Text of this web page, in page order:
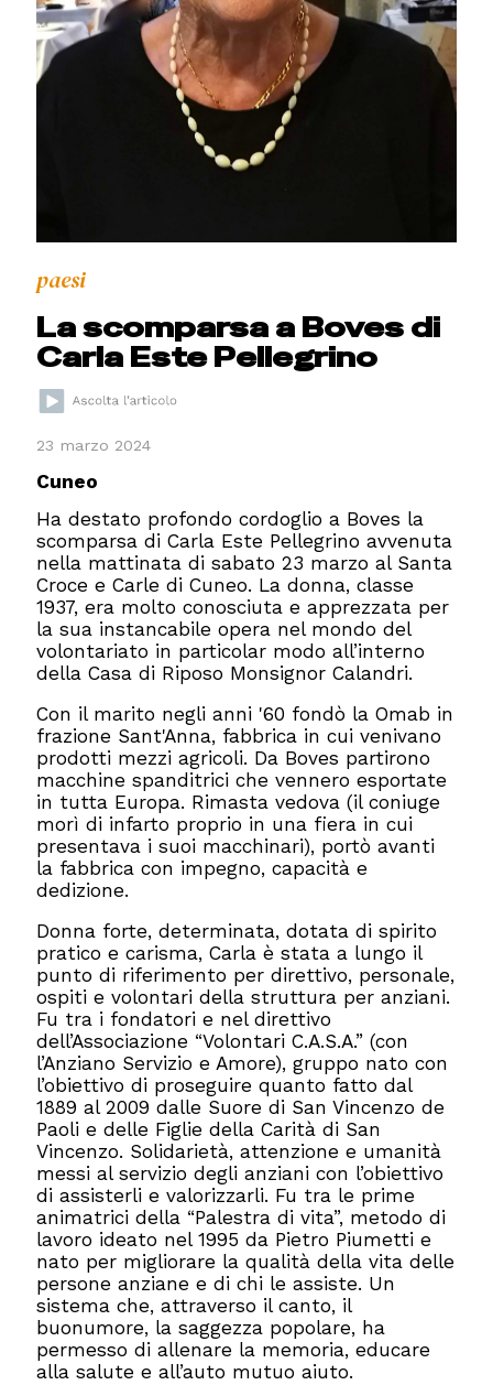
paesi
La scomparsa a Boves di
Carla Este Pellegrino
23 marzo 2024
Cuneo
Ha destato profondo cordoglio a Boves la
scomparsa di Carla Este Pellegrino avvenuta
nella mattinata di sabato 23 marzo al Santa
Croce e Carle di Cuneo. La donna, classe
1937, era molto conosciuta e apprezzata per
la sua instancabile opera nel mondo del
volontariato in particolar modo all’interno
della Casa di Riposo Monsignor Calandri.
Con il marito negli anni '60 fondò la Omab in
frazione Sant'Anna, fabbrica in cui venivano
prodotti mezzi agricoli. Da Boves partirono
macchine spanditrici che vennero esportate
in tutta Europa. Rimasta vedova (il coniuge
morì di infarto proprio in una fiera in cui
presentava i suoi macchinari), portò avanti
la fabbrica con impegno, capacità e
dedizione.
Donna forte, determinata, dotata di spirito
pratico e carisma, Carla è stata a lungo il
punto di riferimento per direttivo, personale,
ospiti e volontari della struttura per anziani.
Fu tra i fondatori e nel direttivo
dell’Associazione “Volontari C.A.S.A.” (con
l’Anziano Servizio e Amore), gruppo nato con
l’obiettivo di proseguire quanto fatto dal
1889 al 2009 dalle Suore di San Vincenzo de
Paoli e delle Figlie della Carità di San
Vincenzo. Solidarietà, attenzione e umanità
messi al servizio degli anziani con l’obiettivo
di assisterli e valorizzarli. Fu tra le prime
animatrici della “Palestra di vita”, metodo di
lavoro ideato nel 1995 da Pietro Piumetti e
nato per migliorare la qualità della vita delle
persone anziane e di chi le assiste. Un
sistema che, attraverso il canto, il
buonumore, la saggezza popolare, ha
permesso di allenare la memoria, educare
alla salute e all’auto mutuo aiuto.